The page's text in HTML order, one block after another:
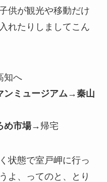
供が観光や移動だけ
れたりしましてこん
へ
ンミュージアム→秦山
め市場→帰宅
状態で室戸岬に行っ
よ、ってのと、とり